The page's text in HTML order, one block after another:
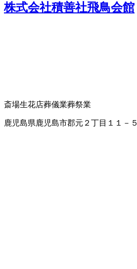
株式会社積善社飛鳥会館
斎場生花店葬儀業葬祭業
鹿児島県鹿児島市郡元２丁目１１－５